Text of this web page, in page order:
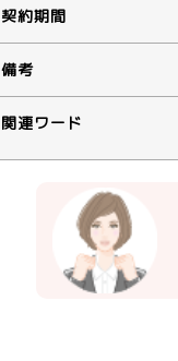
契約期間
備考
関連ワード